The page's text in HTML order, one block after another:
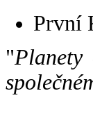
První
"Planety